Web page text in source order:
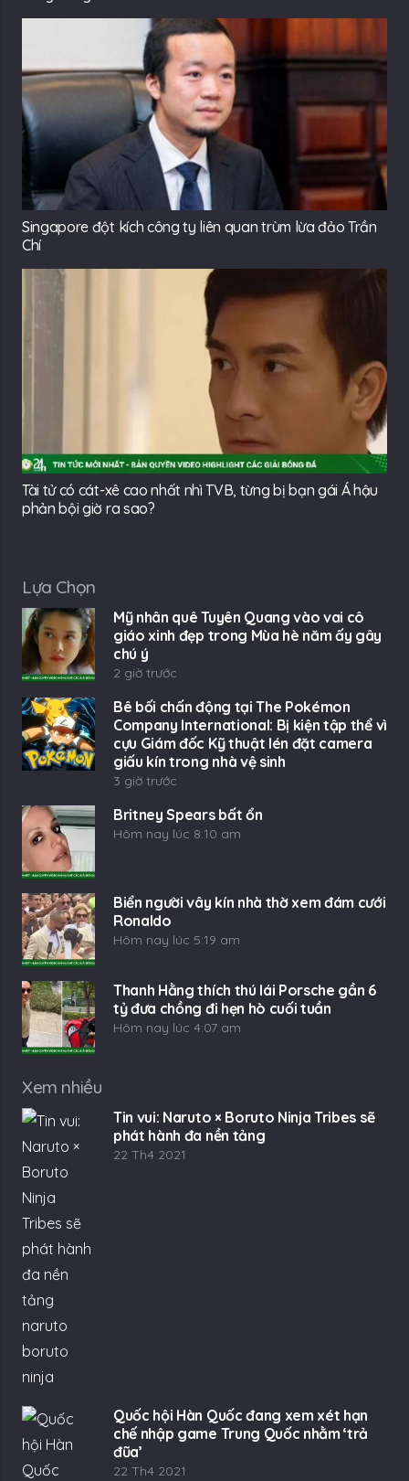
Singapore đột kích công ty liên quan trùm lừa đảo Trần
Chí
Tài tử có cát-xê cao nhất nhì TVB, từng bị bạn gái Á hậu
phản bội giờ ra sao?
Lựa Chọn
Mỹ nhân quê Tuyên Quang vào vai cô
giáo xinh đẹp trong Mùa hè năm ấy gây
chú ý
2 giờ trước
Bê bối chấn động tại The Pokémon
Company International: Bị kiện tập thể vì
cựu Giám đốc Kỹ thuật lén đặt camera
giấu kín trong nhà vệ sinh
3 giờ trước
Britney Spears bất ổn
Hôm nay lúc 8:10 am
Biển người vây kín nhà thờ xem đám cưới
Ronaldo
Hôm nay lúc 5:19 am
Thanh Hằng thích thú lái Porsche gần 6
tỷ đưa chồng đi hẹn hò cuối tuần
Hôm nay lúc 4:07 am
Xem nhiều
Tin vui: Naruto × Boruto Ninja Tribes sẽ
phát hành đa nền tảng
22 Th4 2021
Quốc hội Hàn Quốc đang xem xét hạn
chế nhập game Trung Quốc nhằm ‘trả
đũa’
22 Th4 2021